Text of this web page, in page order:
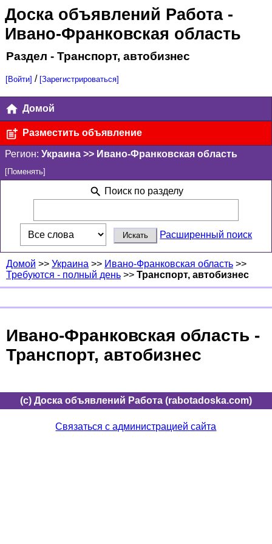
Доска объявлений Работа-
Ивано-Франковская область
Раздел - Транспорт, автобизнес
[Войти] / [Зарегистрироваться]
Домой
Разместить объявление
Регион: Украина >> Ивано-Франковская область
[Поменять]
Поиск по разделу
Расширенный поиск
Домой >> Украина >> Ивано-Франковская область >>
Требуются - полный день >> Транспорт, автобизнес
Ивано-Франковская область -
Транспорт, автобизнес
(c) Доска объявлений Работа (rabotadoska.com)
Связаться с администрацией сайта